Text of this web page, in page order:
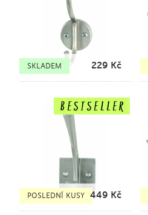
SKLADEM 229 Kč
POSLEDNÍ KUSY 449 Kč